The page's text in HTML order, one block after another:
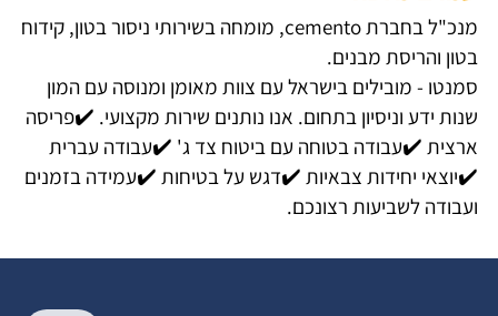
מנכ"ל בחברת cemento, מומחה בשירותי ניסור בטון, קידוח
בטון והריסת מבנים.
סמנטו - מובילים בישראל עם צוות מאומן ומנוסה עם המון
שנות ידע וניסיון בתחום. אנו נותנים שירות מקצועי. ✔️פריסה
ארצית ✔️עבודה בטוחה עם ביטוח צד ג' ✔️עבודה עברית
✔️יוצאי יחידות צבאיות ✔️דגש על בטיחות ✔️עמידה בזמנים
ועבודה לשביעות רצונכם.